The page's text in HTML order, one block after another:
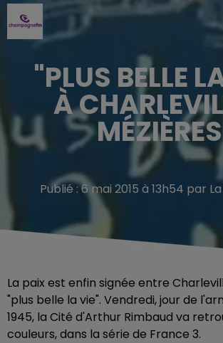
"PLUS BELLE
À
MÉZIÈRES
Publié : 6 mai 2015 à 13h54 par
La paix est enfin signée entre
"plus belle la vie". Vendredi, jour de
1945, la Cité d'Arthur Rimbaud va
couleurs, dans la série de France 3.